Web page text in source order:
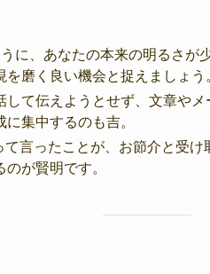
に、あなたの本来の明るさが
磨く良い機会と捉えましょう
て伝えようとせず、文章やメ
集中するのも吉。
言ったことが、お節介と受け
が賢明です。